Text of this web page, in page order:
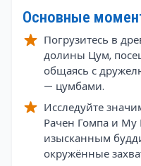
Основные
Погрузитесь в
долины Цум,
общаясь с
— цумбами.
Исследуйте
Рачен Гомпа и
изысканным
окружённые